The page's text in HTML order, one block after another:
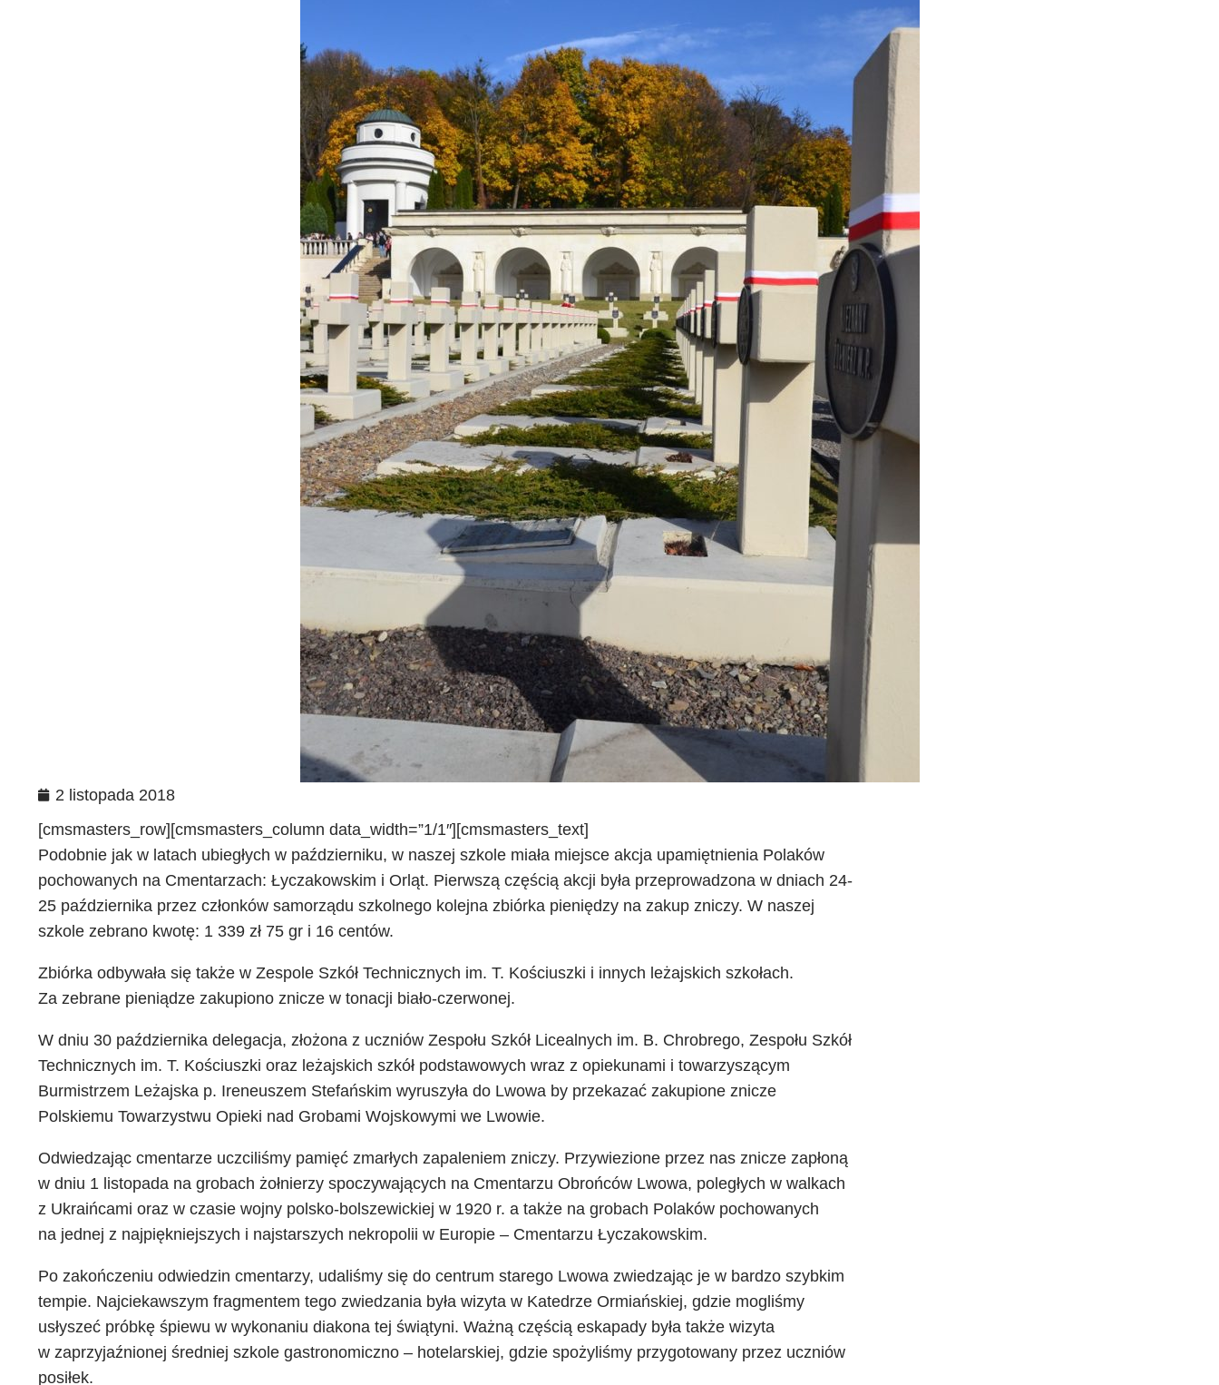
2 listopada 2018
[cmsmasters_row][cmsmasters_column data_width=”1/1″][cmsmasters_text]
Podobnie jak w latach ubiegłych w październiku, w naszej szkole miała miejsce akcja upamiętnienia Polaków
pochowanych na Cmentarzach: Łyczakowskim i Orląt. Pierwszą częścią akcji była przeprowadzona w dniach 24-
25 października przez członków samorządu szkolnego kolejna zbiórka pieniędzy na zakup zniczy. W naszej
szkole zebrano kwotę: 1 339 zł 75 gr i 16 centów.
Zbiórka odbywała się także w Zespole Szkół Technicznych im. T. Kościuszki i innych leżajskich szkołach.
Za zebrane pieniądze zakupiono znicze w tonacji biało-czerwonej.
W dniu 30 października delegacja, złożona z uczniów Zespołu Szkół Licealnych im. B. Chrobrego, Zespołu Szkół
Technicznych im. T. Kościuszki oraz leżajskich szkół podstawowych wraz z opiekunami i towarzyszącym
Burmistrzem Leżajska p. Ireneuszem Stefańskim wyruszyła do Lwowa by przekazać zakupione znicze
Polskiemu Towarzystwu Opieki nad Grobami Wojskowymi we Lwowie.
Odwiedzając cmentarze uczciliśmy pamięć zmarłych zapaleniem zniczy. Przywiezione przez nas znicze zapłoną
w dniu 1 listopada na grobach żołnierzy spoczywających na Cmentarzu Obrońców Lwowa, poległych w walkach
z Ukraińcami oraz w czasie wojny polsko-bolszewickiej w 1920 r. a także na grobach Polaków pochowanych
na jednej z najpiękniejszych i najstarszych nekropolii w Europie – Cmentarzu Łyczakowskim.
Po zakończeniu odwiedzin cmentarzy, udaliśmy się do centrum starego Lwowa zwiedzając je w bardzo szybkim
tempie. Najciekawszym fragmentem tego zwiedzania była wizyta w Katedrze Ormiańskiej, gdzie mogliśmy
usłyszeć próbkę śpiewu w wykonaniu diakona tej świątyni. Ważną częścią eskapady była także wizyta
w zaprzyjaźnionej średniej szkole gastronomiczno – hotelarskiej, gdzie spożyliśmy przygotowany przez uczniów
posiłek.